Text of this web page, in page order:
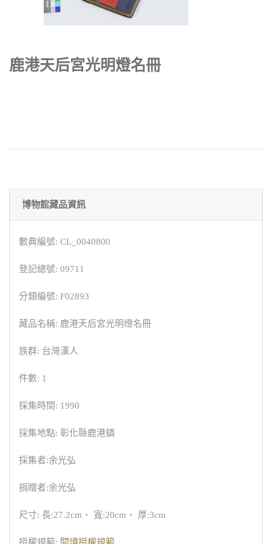
鹿港天后宮光明燈名冊
博物館藏品資訊
數典編號: CL_0040800
登記總號: 09711
分類編號: F02893
藏品名稱: 鹿港天后宮光明燈名冊
族群: 台灣漢人
件數: 1
採集時間: 1990
採集地點: 彰化縣鹿港鎮
採集者:余光弘
捐贈者:余光弘
尺寸: 長:27.2cm、 寬:20cm、 厚:3cm